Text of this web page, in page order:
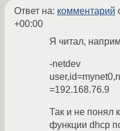
Ответ на: комментарий
+00:00
Я читал,
-netdev
=192.168.76.9
Так и не понял
функции dhcp